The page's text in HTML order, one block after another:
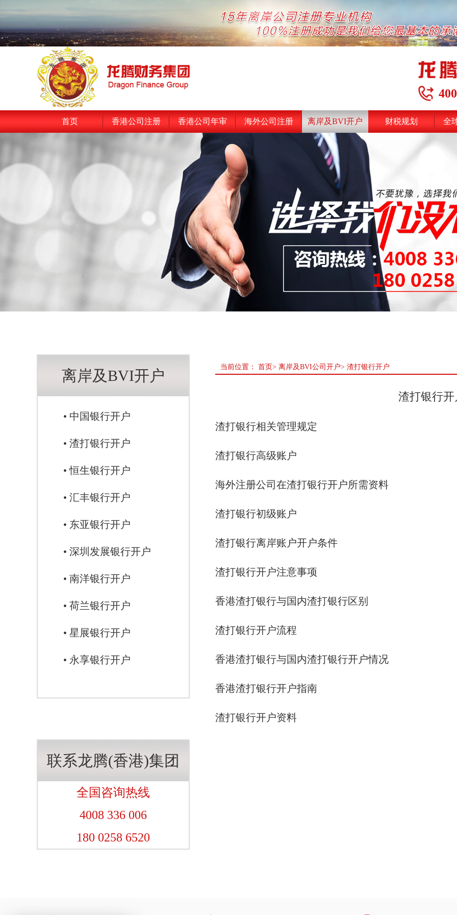
首页 香港公司注册 香港公司年审 海外公司注册 离岸及BVI开户 财税规划 全
离岸及BVI开户
• 中国银行开户
• 渣打银行开户
• 恒生银行开户
• 汇丰银行开户
• 东亚银行开户
• 深圳发展银行开户
• 南洋银行开户
• 荷兰银行开户
• 星展银行开户
• 永享银行开户
联系龙腾(香港)集团
全国咨询热线
4008 336 006
180 0258 6520
当前位置： 首页> 离岸及BVI公司开户> 渣打银行开户
渣打银行开
渣打银行相关管理规定
渣打银行高级账户
海外注册公司在渣打银行开户所需资料
渣打银行初级账户
渣打银行离岸账户开户条件
渣打银行开户注意事项
香港渣打银行与国内渣打银行区别
渣打银行开户流程
香港渣打银行与国内渣打银行开户情况
香港渣打银行开户指南
渣打银行开户资料